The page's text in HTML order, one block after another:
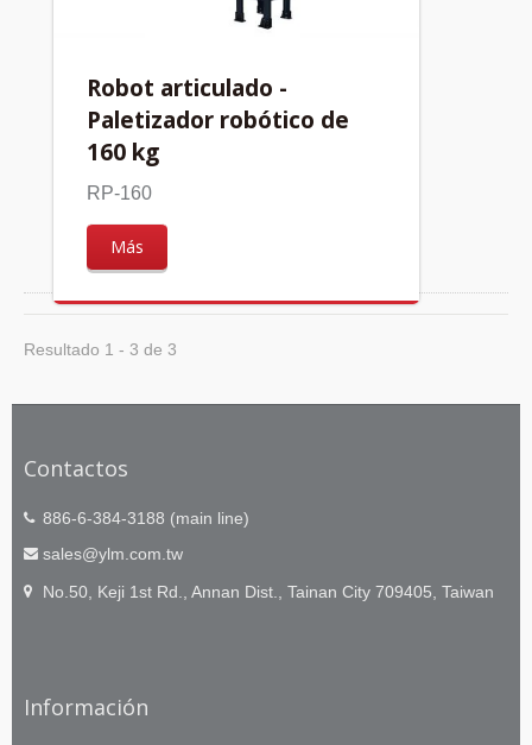
Robot articulado -
Paletizador robótico de
160 kg
RP-160
Más
Resultado 1 - 3 de 3
Contactos
886-6-384-3188 (main line)
sales@ylm.com.tw
No.50, Keji 1st Rd., Annan Dist., Tainan City 709405, Taiwan
Información